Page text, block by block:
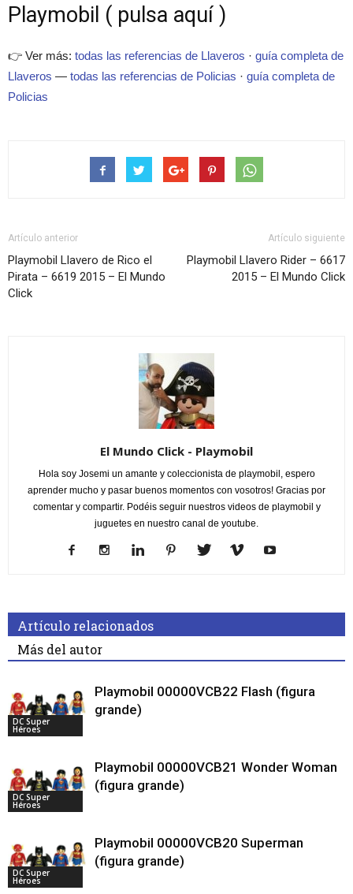
Playmobil ( pulsa aquí )
👉 Ver más: todas las referencias de Llaveros · guía completa de
Llaveros — todas las referencias de Policias · guía completa de
Policias
Artículo anterior
Playmobil Llavero de Rico el
Pirata – 6619 2015 – El Mundo
Click
Artículo siguiente
Playmobil Llavero Rider – 6617
2015 – El Mundo Click
El Mundo Click - Playmobil
Hola soy Josemi un amante y coleccionista de playmobil, espero
aprender mucho y pasar buenos momentos con vosotros! Gracias por
comentar y compartir. Podéis seguir nuestros videos de playmobil y
juguetes en nuestro canal de youtube.
Artículo relacionados
Más del autor
DC Super
Héroes
Playmobil 00000VCB22 Flash (figura
grande)
DC Super
Héroes
Playmobil 00000VCB21 Wonder Woman
(figura grande)
DC Super
Héroes
Playmobil 00000VCB20 Superman
(figura grande)